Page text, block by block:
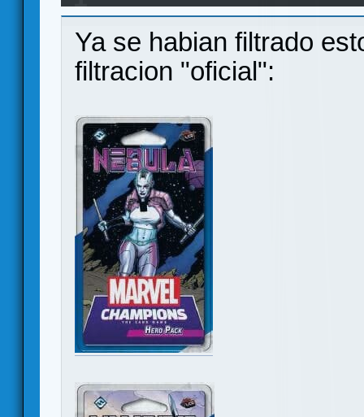
CHAMPIONS, un LCG en el universo Marvel
Ya se habian filtrado
filtracion "oficial":